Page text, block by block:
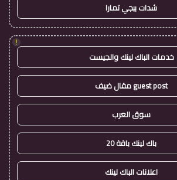
شدات ببجي تمارا
!
خدمات الباك لينك والجيست
guest post مقال ضيف
سوق العرب
باك لينك باقة 20
اعلانات الباك لينك